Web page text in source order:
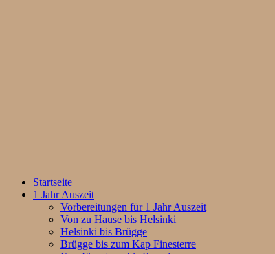
Startseite
1 Jahr Auszeit
Vorbereitungen für 1 Jahr Auszeit
Von zu Hause bis Helsinki
Helsinki bis Brügge
Brügge bis zum Kap Finesterre